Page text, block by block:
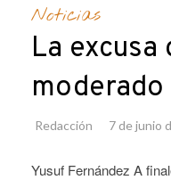
Noticias
La
moderado
Redacción 7 de junio
Yusuf Fernández A